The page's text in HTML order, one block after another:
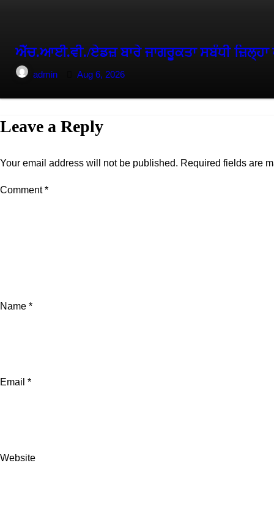
ਐੱਚ.ਆਈ.ਵੀ./ਏਡਜ਼ ਬਾਰੇ ਜਾਗਰੂਕਤਾ ਸਬੰਧੀ ਜ਼ਿਲ੍ਹਾ
admin Aug 6, 2026
Leave a Reply
Your email address will not be published. Required fields are
Comment*
Name *
Email *
Website